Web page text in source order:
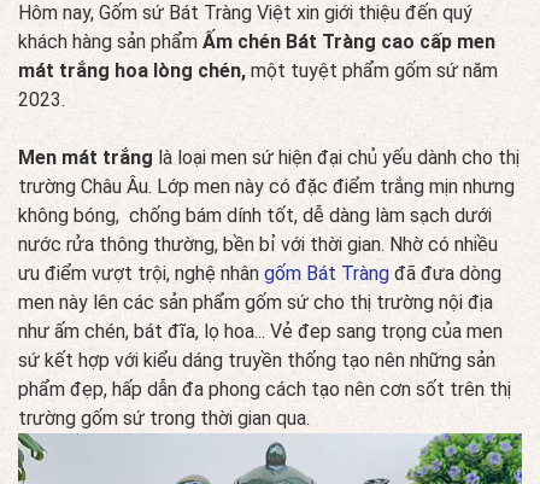
Hôm nay, Gốm sứ Bát Tràng Việt xin giới thiệu đến quý
khách hàng sản phẩm Ấm chén Bát Tràng cao cấp men
mát trắng hoa lòng chén, một tuyệt phẩm gốm sứ năm
2023.
Men mát trắng là loại men sứ hiện đại chủ yếu dành cho thị
trường Châu Âu. Lớp men này có đặc điểm trắng mịn nhưng
không bóng, chống bám dính tốt, dễ dàng làm sạch dưới
nước rửa thông thường, bền bỉ với thời gian. Nhờ có nhiều
ưu điểm vượt trội, nghệ nhân gốm Bát Tràng đã đưa dòng
men này lên các sản phẩm gốm sứ cho thị trường nội địa
như ấm chén, bát đĩa, lọ hoa... Vẻ đep sang trọng của men
sứ kết hợp với kiểu dáng truyền thống tạo nên những sản
phẩm đẹp, hấp dẫn đa phong cách tạo nên cơn sốt trên thị
trường gốm sứ trong thời gian qua.